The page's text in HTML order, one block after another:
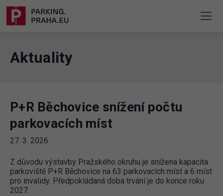
Aktuality
P+R Běchovice snížení počtu
parkovacích míst
27. 3. 2026
Z důvodu výstavby Pražského okruhu je snížena kapacita
parkoviště P+R Běchovice na 63 parkovacích míst a 6 míst
pro invalidy. Předpokládaná doba trvání je do konce roku
2027.